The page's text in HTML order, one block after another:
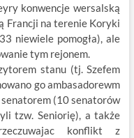
konwencje wersalską
Francji na terenie Koryki
niewiele pomogła), ale
tym rejonem.
stanu (tj. Szefem
go ambasadorewm
(10 senatorów
tzw. Seniorię), a także
konflikt z